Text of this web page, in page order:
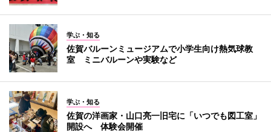
学ぶ・知る
佐賀バルーンミュージアムで小学生向け熱気球教
室 ミニバルーンや実験など
学ぶ・知る
佐賀の洋画家・山口亮一旧宅に「いつでも図工室」
開設へ 体験会開催